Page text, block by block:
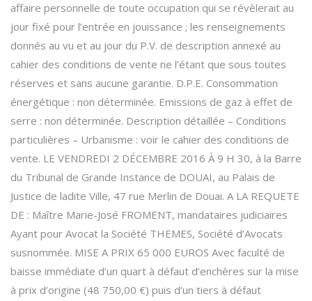
affaire personnelle de toute occupation qui se révèlerait au
jour fixé pour l’entrée en jouissance ; les renseignements
donnés au vu et au jour du P.V. de description annexé au
cahier des conditions de vente ne l’étant que sous toutes
réserves et sans aucune garantie. D.P.E. Consommation
énergétique : non déterminée. Emissions de gaz à effet de
serre : non déterminée. Description détaillée – Conditions
particulières – Urbanisme : voir le cahier des conditions de
vente. LE VENDREDI 2 DÉCEMBRE 2016 À 9 H 30, à la Barre
du Tribunal de Grande Instance de DOUAI, au Palais de
Justice de ladite Ville, 47 rue Merlin de Douai. A LA REQUETE
DE : Maître Marie-José FROMENT, mandataires judiciaires
Ayant pour Avocat la Société THEMES, Société d’Avocats
susnommée. MISE A PRIX 65 000 EUROS Avec faculté de
baisse immédiate d’un quart à défaut d’enchères sur la mise
à prix d’origine (48 750,00 €) puis d’un tiers à défaut